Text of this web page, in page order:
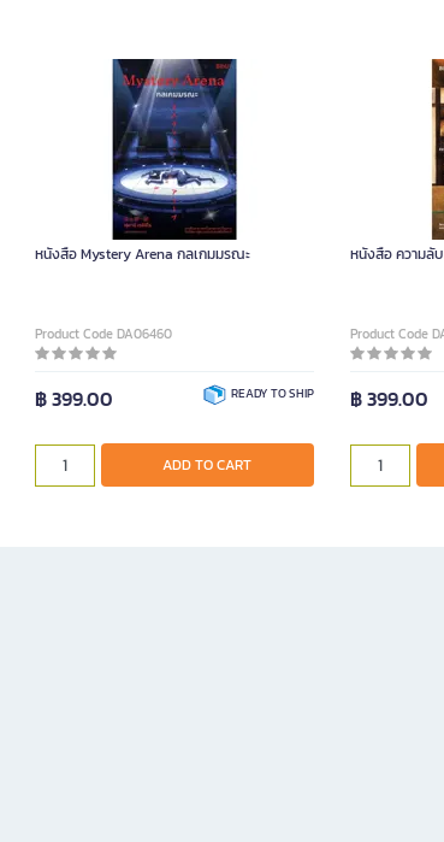
หนังสือ Mystery Arena กลเกมมรณะ
Product Code DA06460
฿ 399.00 READY TO SHIP
ADD TO CART
หนังสือ ความลั
Product Code
฿ 399.00